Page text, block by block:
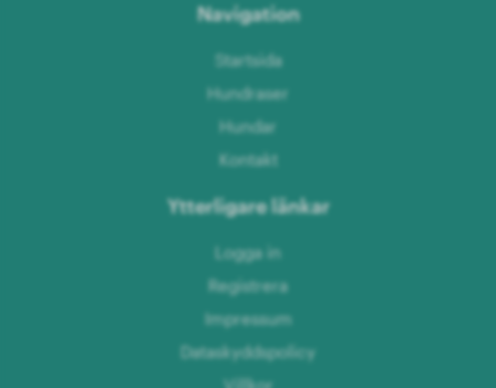
Navigation
Startsida
Hundraser
Hundar
Kontakt
Ytterligare länkar
Logga in
Registrera
Impressum
Dataskyddspolicy